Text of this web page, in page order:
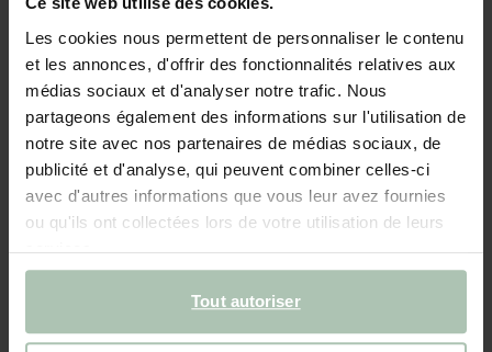
Les cookies nous permettent de personnaliser le contenu
et les annonces, d'offrir des fonctionnalités relatives aux
médias sociaux et d'analyser notre trafic. Nous
partageons également des informations sur l'utilisation de
notre site avec nos partenaires de médias sociaux, de
publicité et d'analyse, qui peuvent combiner celles-ci
avec d'autres informations que vous leur avez fournies
ou qu'ils ont collectées lors de votre utilisation de leurs
services.
Tout autoriser
Taille sélectionnée: Onesize
Livraison dans: 2–4 jours ouvrés
Délai de rétractation de 14 jours